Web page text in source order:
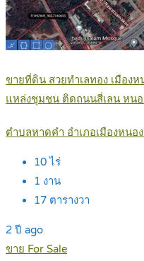
ขายที่ดิน สวยทำเลทอง เมือง
แหล่งชุมชน ติดถนนสี่เลน หน
ตำบลหาดคำ อำเภอเมืองหนอ
10ไร่
1 งาน
17 ตารางวา
2 ปี ago
ขาย For Sale